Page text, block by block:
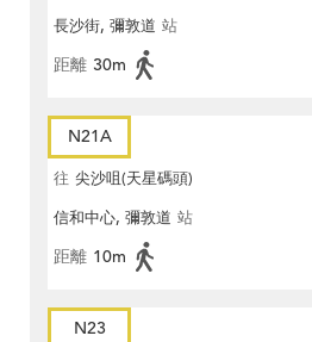
長沙街, 彌敦道 站
距離 30m
N21A
往 尖沙咀(天星碼頭)
信和中心, 彌敦道 站
距離 10m
N23